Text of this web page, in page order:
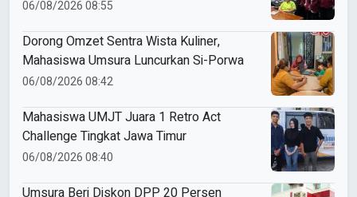
06/08/2026 08:55
Dorong Omzet Sentra Wista Kuliner,
Mahasiswa Umsura Luncurkan Si-Porwa
06/08/2026 08:42
Mahasiswa UMJT Juara 1 Retro Act
Challenge Tingkat Jawa Timur
06/08/2026 08:40
Umsura Beri Diskon DPP 20 Persen